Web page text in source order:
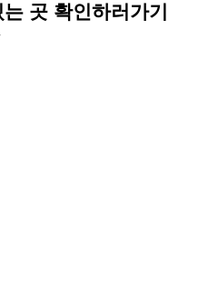
곳 확인하러가기